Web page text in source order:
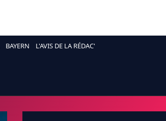
BAYERN L'AVIS DE LA RÉDAC'